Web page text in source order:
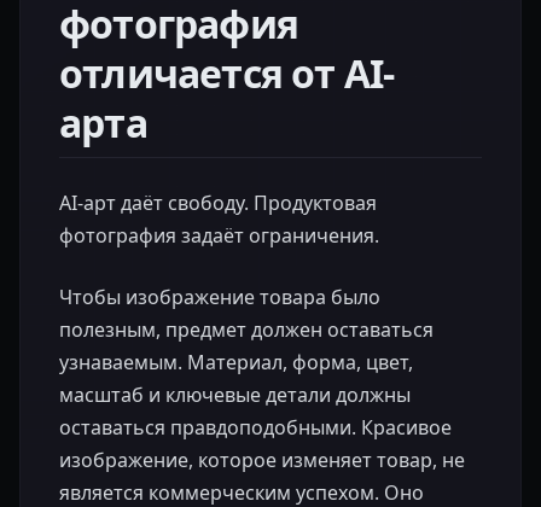
фотография
отличается от AI-
арта
AI-арт даёт свободу. Продуктовая
фотография задаёт ограничения.
Чтобы изображение товара было
полезным, предмет должен оставаться
узнаваемым. Материал, форма, цвет,
масштаб и ключевые детали должны
оставаться правдоподобными. Красивое
изображение, которое изменяет товар, не
является коммерческим успехом. Оно